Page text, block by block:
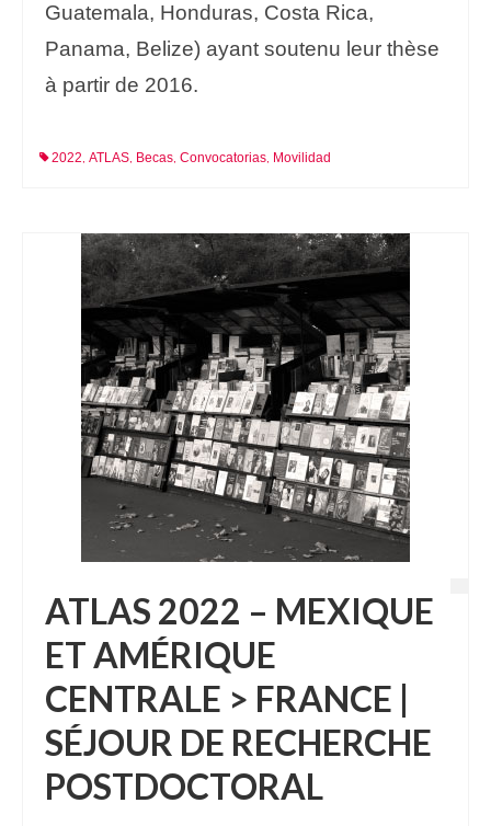
Guatemala, Honduras, Costa Rica,
Panama, Belize) ayant soutenu leur thèse
à partir de 2016.
2022, ATLAS, Becas, Convocatorias, Movilidad
ATLAS 2022 – MEXIQUE
ET AMÉRIQUE
CENTRALE > FRANCE |
SÉJOUR DE RECHERCHE
POSTDOCTORAL